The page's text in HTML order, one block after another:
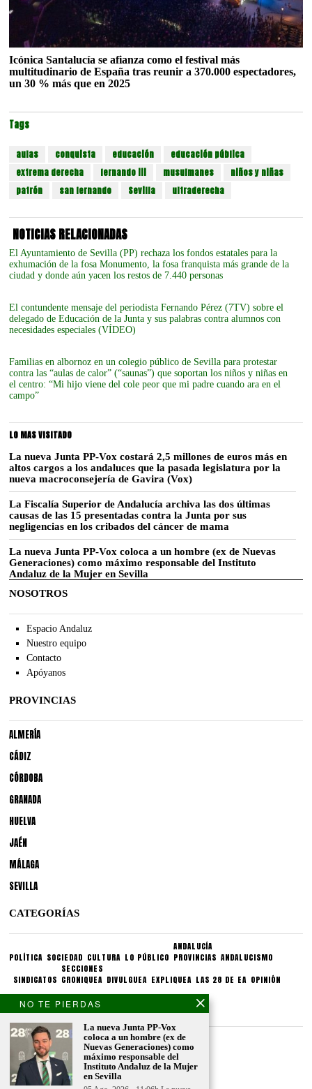
Icónica Santalucía se afianza como el festival más
multitudinario de España tras reunir a 370.000 espectadores,
un 30 % más que en 2025
Tags
aulas conquista educación
educación pública
extrema derecha
fernando iii musulmanes
niños y niñas
patrón
san fernando Sevilla ultraderecha
NOTICIAS RELACIONADAS
El Ayuntamiento de Sevilla (PP) rechaza los fondos estatales para la
exhumación de la fosa Monumento, la fosa franquista más grande de la
ciudad y donde aún yacen los restos de 7.440 personas
El contundente mensaje del periodista Fernando Pérez (7TV) sobre el
delegado de Educación de la Junta y sus palabras contra alumnos con
necesidades especiales (VÍDEO)
Familias en albornoz en un colegio público de Sevilla para protestar
contra las “aulas de calor” (“saunas”) que soportan los niños y niñas en
el centro: “Mi hijo viene del cole peor que mi padre cuando ara en el
campo”
LO MAS VISITADO
La nueva Junta PP-Vox costará 2,5 millones de euros más en
altos cargos a los andaluces que la pasada legislatura por la
nueva macroconsejería de Gavira (Vox)
La Fiscalía Superior de Andalucía archiva las dos últimas
causas de las 15 presentadas contra la Junta por sus
negligencias en los cribados del cáncer de mama
La nueva Junta PP-Vox coloca a un hombre (ex de Nuevas
Generaciones) como máximo responsable del Instituto
Andaluz de la Mujer en Sevilla
NOSOTROS
Espacio Andaluz
Nuestro equipo
Contacto
Apóyanos
PROVINCIAS
ALMERÍA
CÁDIZ
CÓRDOBA
GRANADA
HUELVA
JAÉN
MÁLAGA
SEVILLA
CATEGORÍAS
POLÍTICA SOCIEDAD CULTURA LO PÚBLICO
ANDALUCÍA
PROVINCIAS ANDALUCISMO
SINDICATOS
SECCIONES
CRONIQUEA DIVULGUEA EXPLIQUEA LAS 28 DE EA OPINIÓN
CONDICIONES LEGALES
Aviso legal
Politica de privacidad
Politica de condiciones
NO TE PIERDAS
La nueva Junta PP-Vox
coloca a un hombre (ex de
Nuevas Generaciones) como
máximo responsable del
Instituto Andaluz de la Mujer
en Sevilla